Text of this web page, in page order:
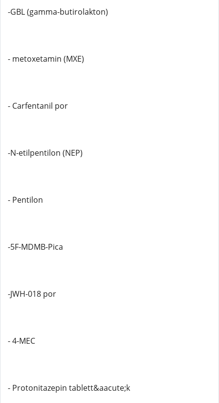
-GBL (gamma-butirolakton)
- metoxetamin (MXE)
- Carfentanil por
-N-etilpentilon (NEP)
- Pentilon
-5F-MDMB-Pica
-JWH-018 por
- 4-MEC
- Protonitazepin tablett&aacute;k